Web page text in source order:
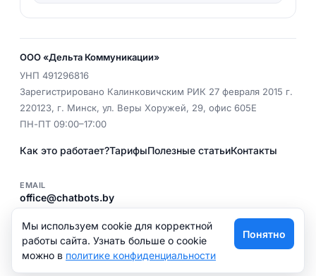
ООО «Дельта Коммуникации»
УНП 491296816
Зарегистрировано Калинковичским РИК 27 февраля 2015 г.
220123, г. Минск, ул. Веры Хоружей, 29, офис 605Е
ПН-ПТ 09:00–17:00
Как это работает?ТарифыПолезные статьиКонтакты
EMAIL
office@chatbots.by
ТЕЛ.
+375 (29) 341 00 43
Политика конфиденциальности
Мы используем cookie для корректной
работы сайта. Узнать больше о cookie
можно в политике конфиденциальности
Понятно